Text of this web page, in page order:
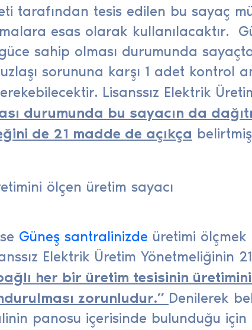
tarafından tesis edilen bu sayaç
esas olarak kullanılacaktır.
sahip olması durumunda
sorununa karşı 1 adet kontrol
Lisanssız Elektrik
durumunda bu sayacın da
de 21 madde de açıkça
Güneş santralinizde üretimi ölçmek
Elektrik Üretim Yönetmeliğinin
her bir üretim tesisinin
zorunludur.” Denilerek
panosu içerisinde bulunduğu için